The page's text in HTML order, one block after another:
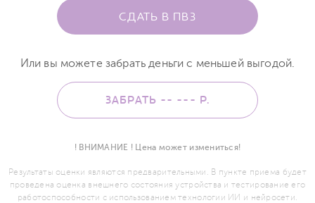
СДАТЬ В ПВЗ
Или вы можете забрать деньги с меньшей выгодой.
ЗАБРАТЬ -- --- Р.
! ВНИМАНИЕ ! Цена может измениться!
Результаты оценки являются предварительными. В пункте приема будет
проведена оценка внешнего состояния устройства и тестирование его
работоспособности с использованием технологии ИИ и нейросети.